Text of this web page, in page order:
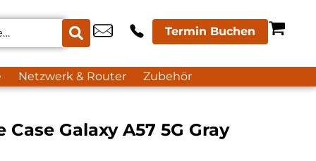
Termin Buchen
Netzwerk & Router Zubehör
Galaxy A57 5G Gray